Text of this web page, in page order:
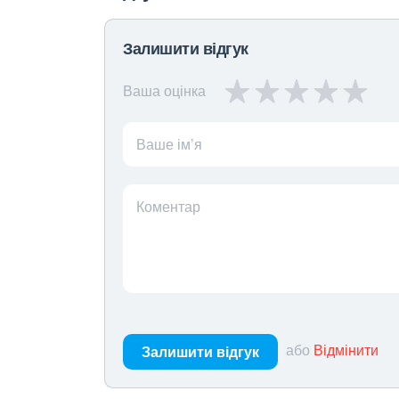
Залишити відгук
Ваша оцінка
Ваше ім’я
Коментар
Залишити відгук або Відмінити